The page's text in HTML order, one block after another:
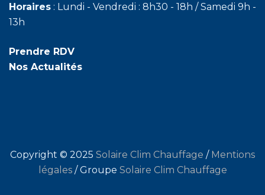
Horaires : Lundi - Vendredi : 8h30 - 18h / Samedi 9h -
13h
Prendre RDV
Nos Actualités
Copyright © 2025 Solaire Clim Chauffage / Mentions
légales/ Groupe Solaire Clim Chauffage